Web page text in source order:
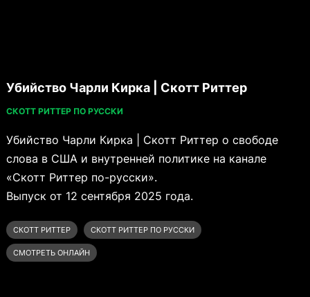
Убийство Чарли Кирка | Скотт Риттер
СКОТТ РИТТЕР ПО РУССКИ
Убийство Чарли Кирка | Скотт Риттер о свободе
слова в США и внутренней политике на канале
«Скотт Риттер по-русски».
Выпуск от 12 сентября 2025 года.
СКОТТ РИТТЕР СКОТТ РИТТЕР ПО РУССКИ
СМОТРЕТЬ ОНЛАЙН